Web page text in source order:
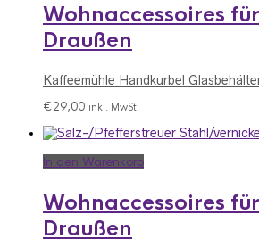
Wohnaccessoires
Draußen
Kaffeemühle Handkurbel
€29,00 inkl. MwSt.
In den Warenkorb
Wohnaccessoires
Draußen